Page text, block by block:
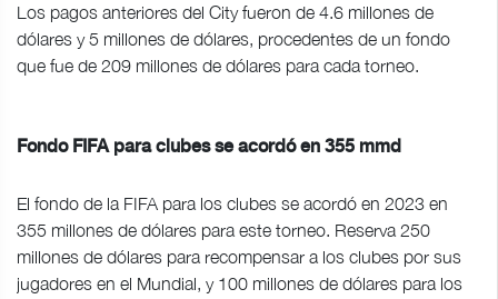
Los pagos anteriores del City fueron de 4.6 millones de
dólares y 5 millones de dólares, procedentes de un fondo
que fue de 209 millones de dólares para cada torneo.
Fondo FIFA para clubes se acordó en 355 mmd
El fondo de la FIFA para los clubes se acordó en 2023 en
355 millones de dólares para este torneo. Reserva 250
millones de dólares para recompensar a los clubes por sus
jugadores en el Mundial, y 100 millones de dólares para los